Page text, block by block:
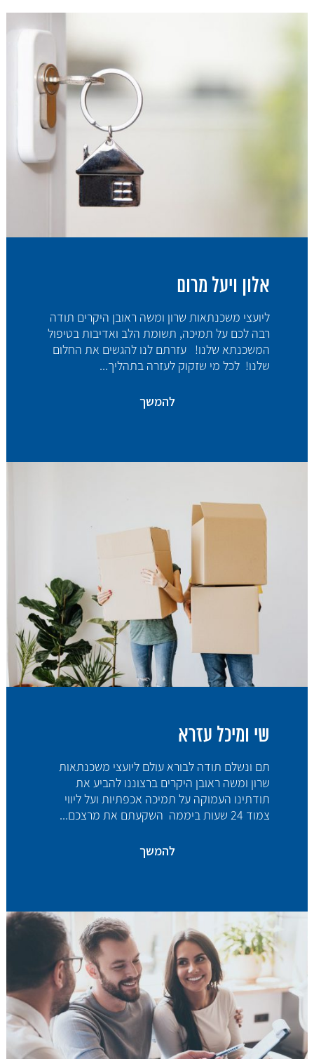
אלון ויעל מרום
ליועצי משכנתאות שרון ומשה ראובן היקרים תודה
רבה לכם על תמיכה, תשומת הלב ואדיבות בטיפול
המשכנתא שלנו! עזרתם לנו להגשים את החלום
שלנו! לכל מי שזקוק לעזרה בתהליך...
להמשך
שי ומיכל עזרא
תם ונשלם תודה לבורא עולם ליועצי משכנתאות
שרון ומשה ראובן היקרים ברצוננו להביע את
תודתינו העמוקה על תמיכה אכפתיות ועל ליווי
צמוד 24 שעות ביממה השקעתם את מרצכם...
להמשך